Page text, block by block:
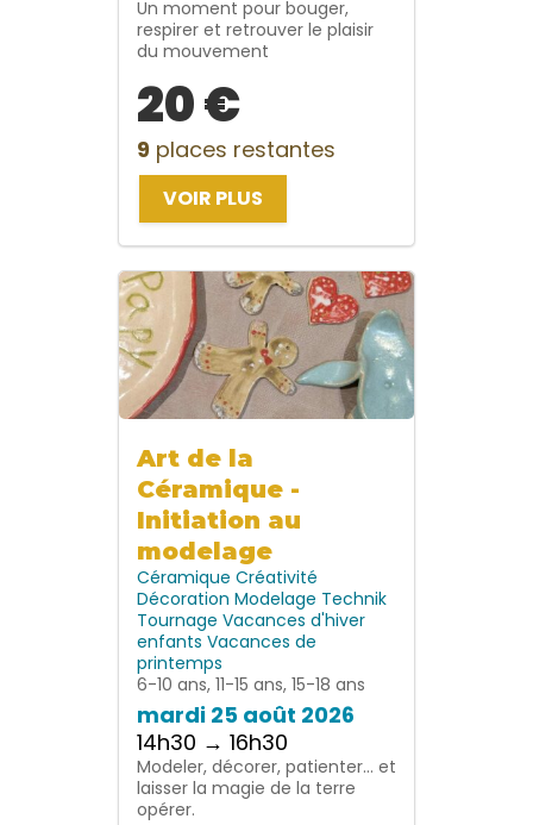
Un moment pour bouger,
respirer et retrouver le plaisir
du mouvement
20 €
9 places restantes
VOIR PLUS
Art de la
Céramique -
Initiation au
modelage
Céramique Créativité
Décoration Modelage Technik
Tournage Vacances d'hiver
enfants Vacances de
printemps
6-10 ans, 11-15 ans, 15-18 ans
mardi 25 août 2026
14h30 → 16h30
Modeler, décorer, patienter… et
laisser la magie de la terre
opérer.